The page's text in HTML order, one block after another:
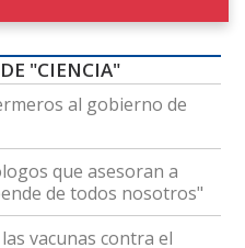
"CIENCIA"
al gobierno de
que asesoran a
de todos nosotros"
vacunas contra el